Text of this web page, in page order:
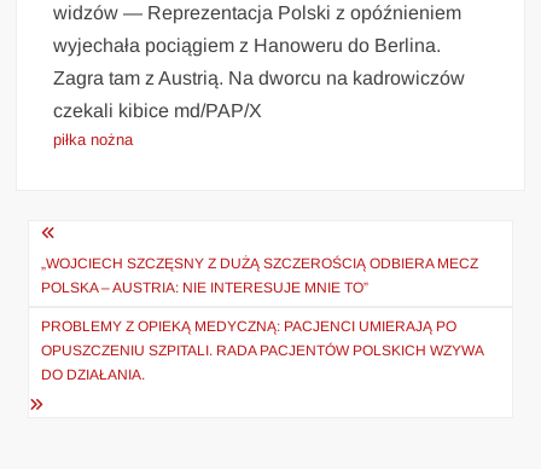
widzów — Reprezentacja Polski z opóźnieniem
wyjechała pociągiem z Hanoweru do Berlina.
Zagra tam z Austrią. Na dworcu na kadrowiczów
czekali kibice md/PAP/X
piłka nożna
Nawigacja
wpisu
„WOJCIECH SZCZĘSNY Z DUŻĄ SZCZEROŚCIĄ ODBIERA MECZ
POLSKA – AUSTRIA: NIE INTERESUJE MNIE TO”
PROBLEMY Z OPIEKĄ MEDYCZNĄ: PACJENCI UMIERAJĄ PO
OPUSZCZENIU SZPITALI. RADA PACJENTÓW POLSKICH WZYWA
DO DZIAŁANIA.